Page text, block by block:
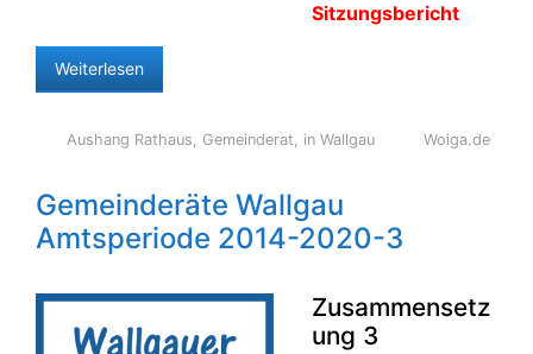
Sitzungsbericht
Weiterlesen
Aushang Rathaus, Gemeinderat, in Wallgau Woiga.de
Gemeinderäte Wallgau
Amtsperiode 2014-2020-3
Zusammensetz
ung 3